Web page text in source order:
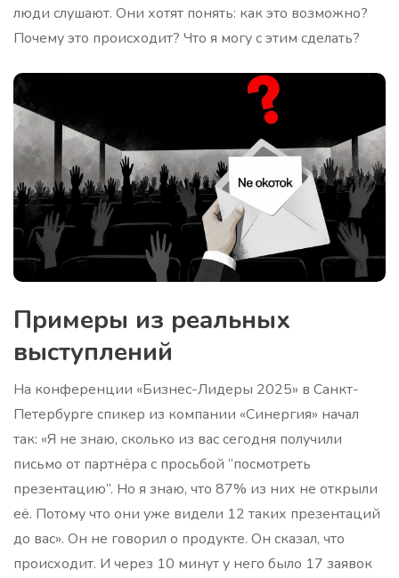
люди слушают. Они хотят понять: как это возможно?
Почему это происходит? Что я могу с этим сделать?
Примеры из реальных
выступлений
На конференции «Бизнес-Лидеры 2025» в Санкт-
Петербурге спикер из компании «Синергия» начал
так: «Я не знаю, сколько из вас сегодня получили
письмо от партнёра с просьбой “посмотреть
презентацию”. Но я знаю, что 87% из них не открыли
её. Потому что они уже видели 12 таких презентаций
до вас». Он не говорил о продукте. Он сказал, что
происходит. И через 10 минут у него было 17 заявок